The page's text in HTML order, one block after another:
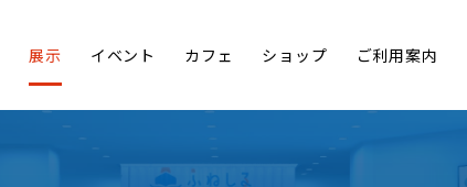
展示 イベント カフェ ショップ ご利用案内